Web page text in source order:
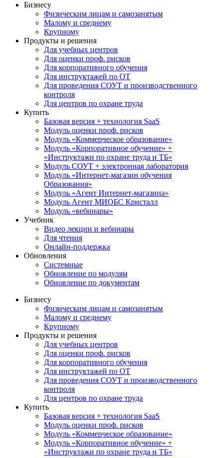
Бизнесу
Физическим лицам и самозанятым
Малому и среднему
Крупному
Продукты и решения
Для учебных центров
Для оценки проф. рисков
Для корпоративного обучения
Для инструктажей по ОТ
Для проведения СОУТ и производственного
контроля
Для центров по охране труда
Купить
Базовая версия + технология SaaS
Модуль оценки проф. рисков
Модуль «Коммерческое образование»
Модуль «Корпоративное обучение» +
«Инструктажи по охране труда и ТБ»
Модуль СОУТ + электронная лаборатория
Модуль «Интернет-магазин обучения
Образования»
Модуль «Агент Интернет-магазина»
Модуль Агент МИОБС Кристалл
Модуль «вебинары»
Учебник
Видео лекции и вебинары
Для чтения
Онлайн-поддержка
Обновления
Системные
Обновление по модулям
Обновление по документам
Бизнесу
Физическим лицам и самозанятым
Малому и среднему
Крупному
Продукты и решения
Для учебных центров
Для оценки проф. рисков
Для корпоративного обучения
Для инструктажей по ОТ
Для проведения СОУТ и производственного
контроля
Для центров по охране труда
Купить
Базовая версия + технология SaaS
Модуль оценки проф. рисков
Модуль «Коммерческое образование»
Модуль «Корпоративное обучение» +
«Инструктажи по охране труда и ТБ»